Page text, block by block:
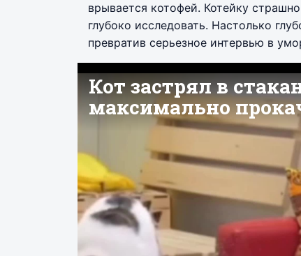
врывается котофей. Котейку
глубоко исследовать. Настолько
превратив серьезное интервью в